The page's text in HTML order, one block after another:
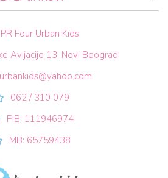
PR Four Urban Kids
Avijacije 13, Novi Beograd
062 / 310 079
PIB: 111946974
MB: 65759438